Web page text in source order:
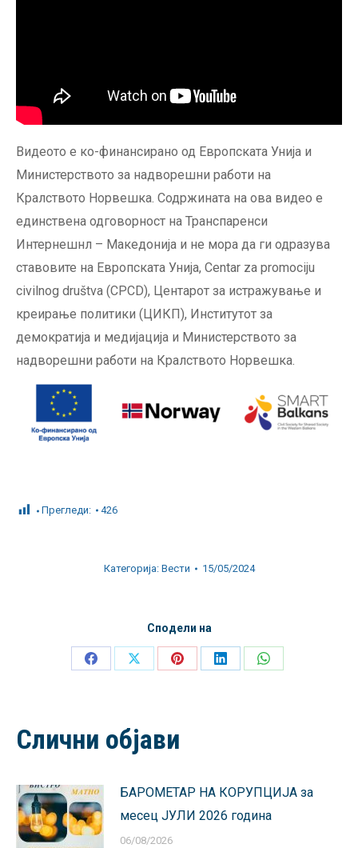
Видеото е ко-финансирано од Европската Унијa и
Министерството за надворешни работи на
Кралството Норвешка. Содржината на ова видео е
единствена одговорност на Транспаренси
Интернешнл – Македонија и не мора да ги одразува
ставовите на Европската Унија, Centar za promociju
civilnog društva (CPCD), Центарот за истражување и
креирање политики (ЦИКП), Институтот за
демократија и медијација и Министерството за
надворешни работи на Кралството Норвешка.
Прегледи: 426
Категорија: Вести 15/05/2024
Сподели на
Share
Share
Share
Share
Share
Слични објави
БАРОМЕТАР НА КОРУПЦИЈА за
месец ЈУЛИ 2026 година
06/08/2026